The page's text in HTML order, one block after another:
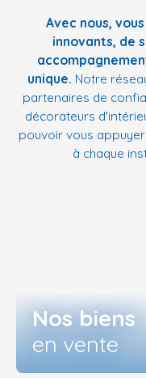
Avec nous,
innovants, de
unique. Notre
partenaires de
décorateurs
pouvoir vous
à chaque
Nos biens
en vente